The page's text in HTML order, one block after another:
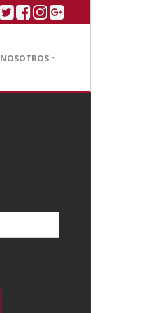
Twitter
Facebook
Linkedin
Google plus
NOSOTROS